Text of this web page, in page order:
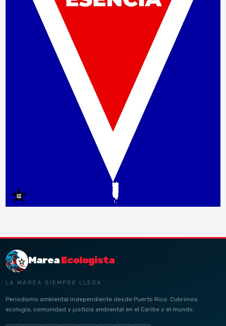
MareaEcologista
LA MAREA SIEMPRE LLEGA
Periodismo ambiental independiente desde Puerto Rico. Cubrimos
ecología, comunidad y justicia ambiental en el Caribe y el mundo.